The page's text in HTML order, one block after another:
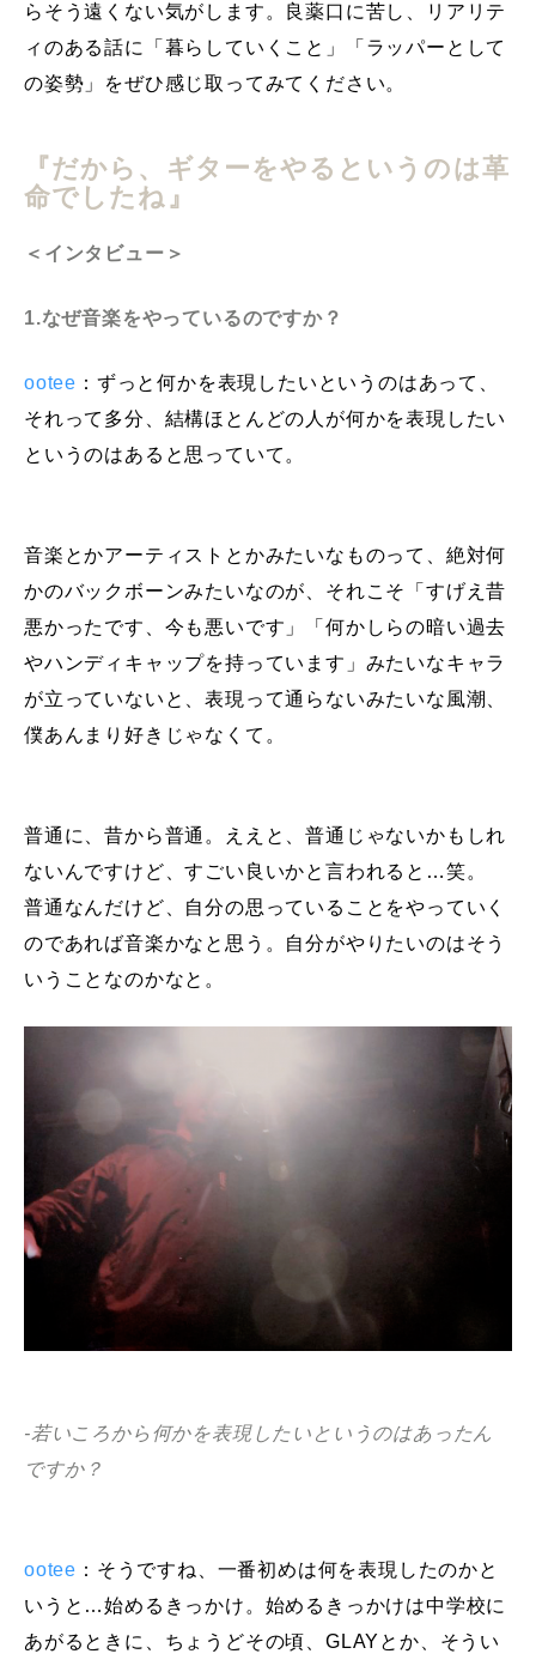
らそう遠くない気がします。良薬口に苦し、リアリテ
ィのある話に「暮らしていくこと」「ラッパーとして
の姿勢」をぜひ感じ取ってみてください。
『だから、ギターをやるというのは革
命でしたね』
＜インタビュー＞
1.なぜ音楽をやっているのですか？
ootee ：ずっと何かを表現したいというのはあって、
それって多分、結構ほとんどの人が何かを表現したい
というのはあると思っていて。
音楽とかアーティストとかみたいなものって、絶対何
かのバックボーンみたいなのが、それこそ「すげえ昔
悪かったです、今も悪いです」「何かしらの暗い過去
やハンディキャップを持っています」みたいなキャラ
が立っていないと、表現って通らないみたいな風潮、
僕あんまり好きじゃなくて。
普通に、昔から普通。ええと、普通じゃないかもしれ
ないんですけど、すごい良いかと言われると…笑。
普通なんだけど、自分の思っていることをやっていく
のであれば音楽かなと思う。自分がやりたいのはそう
いうことなのかなと。
-若いころから何かを表現したいというのはあったん
ですか？
ootee ：そうですね、一番初めは何を表現したのかと
いうと…始めるきっかけ。始めるきっかけは中学校に
あがるときに、ちょうどその頃、GLAYとか、そうい